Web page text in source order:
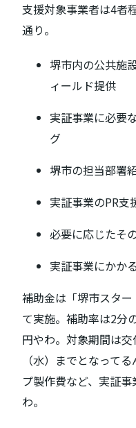
支援対象事業者は4者
通り。
堺市内の公共施
ィールド提供
実証事業に必要
グ
堺市の担当部署
実証事業のPR支
必要に応じたそ
実証事業にかか
補助金は「堺市スタ
て実施。補助率は2分
円やわ。対象期間は
（水）までとなって
プ製作費など、実証
わ。